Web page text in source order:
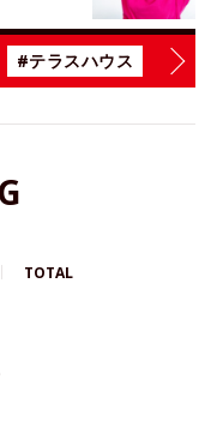
#テラスハウス #漫
TOTAL